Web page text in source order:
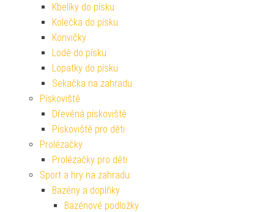
Kbelíky do písku
Kolečka do písku
Konvičky
Lodě do písku
Lopatky do písku
Sekačka na zahradu
Pískoviště
Dřevěná pískoviště
Pískoviště pro děti
Prolézačky
Prolézačky pro děti
Sport a hry na zahradu
Bazény a doplňky
Bazénové podložky